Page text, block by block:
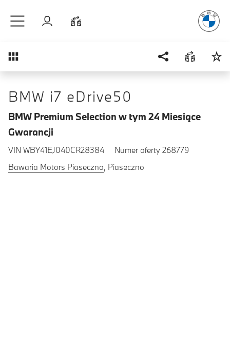
Zaloguj się
Przegląd
BMW i7 eDrive50
BMW Premium Selection w tym 24 Miesiące
Gwarancji
VIN WBY41EJ040CR28384
Numer oferty 268779
Bawaria Motors Piaseczno, Piaseczno